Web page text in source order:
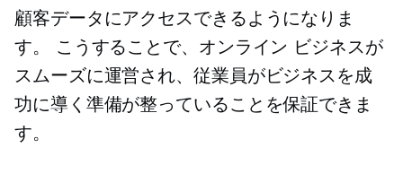
顧客データにアクセスできるようになりま
す。 こうすることで、オンライン ビジネスが
スムーズに運営され、従業員がビジネスを成
功に導く準備が整っていることを保証できま
す。